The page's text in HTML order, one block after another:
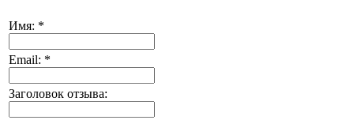
Имя: *
Email: *
Заголовок отзыва: